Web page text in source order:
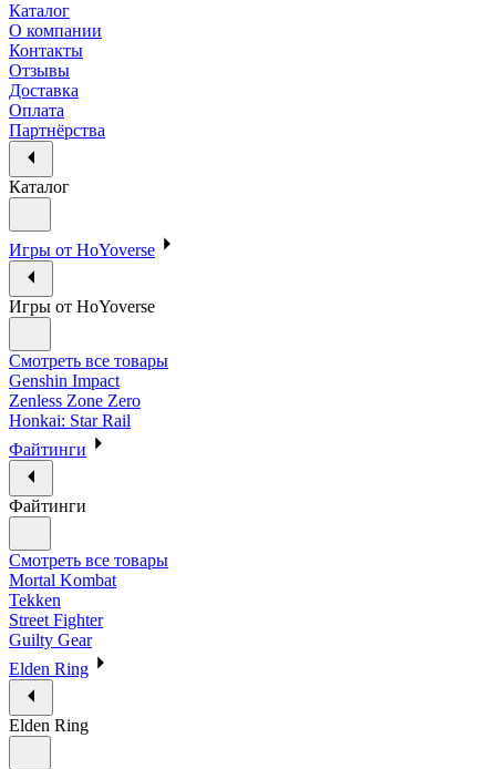
Каталог
О компании
Контакты
Отзывы
Доставка
Оплата
Партнёрства
Каталог
Игры от HoYoverse
Игры от HoYoverse
Смотреть все товары
Genshin Impact
Zenless Zone Zero
Honkai: Star Rail
Файтинги
Файтинги
Смотреть все товары
Mortal Kombat
Tekken
Street Fighter
Guilty Gear
Elden Ring
Elden Ring